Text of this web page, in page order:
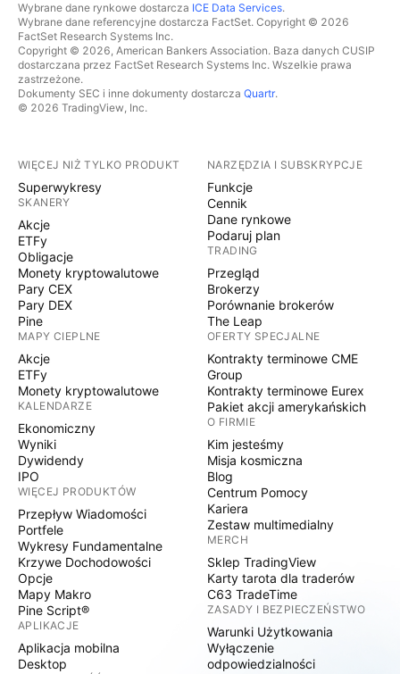
Wybrane dane rynkowe dostarcza ICE Data Services.
Wybrane dane referencyjne dostarcza FactSet. Copyright © 2026
FactSet Research Systems Inc.
Copyright © 2026, American Bankers Association. Baza danych CUSIP
dostarczana przez FactSet Research Systems Inc. Wszelkie prawa
zastrzeżone.
Dokumenty SEC i inne dokumenty dostarcza Quartr.
© 2026 TradingView, Inc.
WIĘCEJ NIŻ TYLKO PRODUKT
Superwykresy
SKANERY
Akcje
ETFy
Obligacje
Monety kryptowalutowe
Pary CEX
Pary DEX
Pine
MAPY CIEPLNE
Akcje
ETFy
Monety kryptowalutowe
KALENDARZE
Ekonomiczny
Wyniki
Dywidendy
IPO
WIĘCEJ PRODUKTÓW
Przepływ Wiadomości
Portfele
Wykresy Fundamentalne
Krzywe Dochodowości
Opcje
Mapy Makro
Pine Script®
APLIKACJE
Aplikacja mobilna
Desktop
NARZĘDZIA I SUBSKRYPCJE
Funkcje
Cennik
Dane rynkowe
Podaruj plan
TRADING
Przegląd
Brokerzy
Porównanie brokerów
The Leap
OFERTY SPECJALNE
Kontrakty terminowe CME
Group
Kontrakty terminowe Eurex
Pakiet akcji amerykańskich
O FIRMIE
Kim jesteśmy
Misja kosmiczna
Blog
Centrum Pomocy
Kariera
Zestaw multimedialny
MERCH
Sklep TradingView
Karty tarota dla traderów
C63 TradeTime
ZASADY I BEZPIECZEŃSTWO
Warunki Użytkowania
Wyłączenie
odpowiedzialności